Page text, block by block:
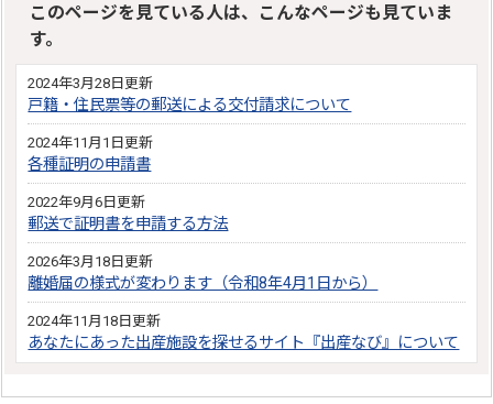
このページを見ている人は、こんなページも見ていま
す。
2024年3月28日更新
戸籍・住民票等の郵送による交付請求について
2024年11月1日更新
各種証明の申請書
2022年9月6日更新
郵送で証明書を申請する方法
2026年3月18日更新
離婚届の様式が変わります（令和8年4月1日から）
2024年11月18日更新
あなたにあった出産施設を探せるサイト『出産なび』について